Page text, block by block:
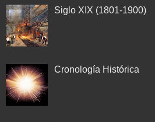
Siglo XIX (1801-1900)
Cronología Histórica